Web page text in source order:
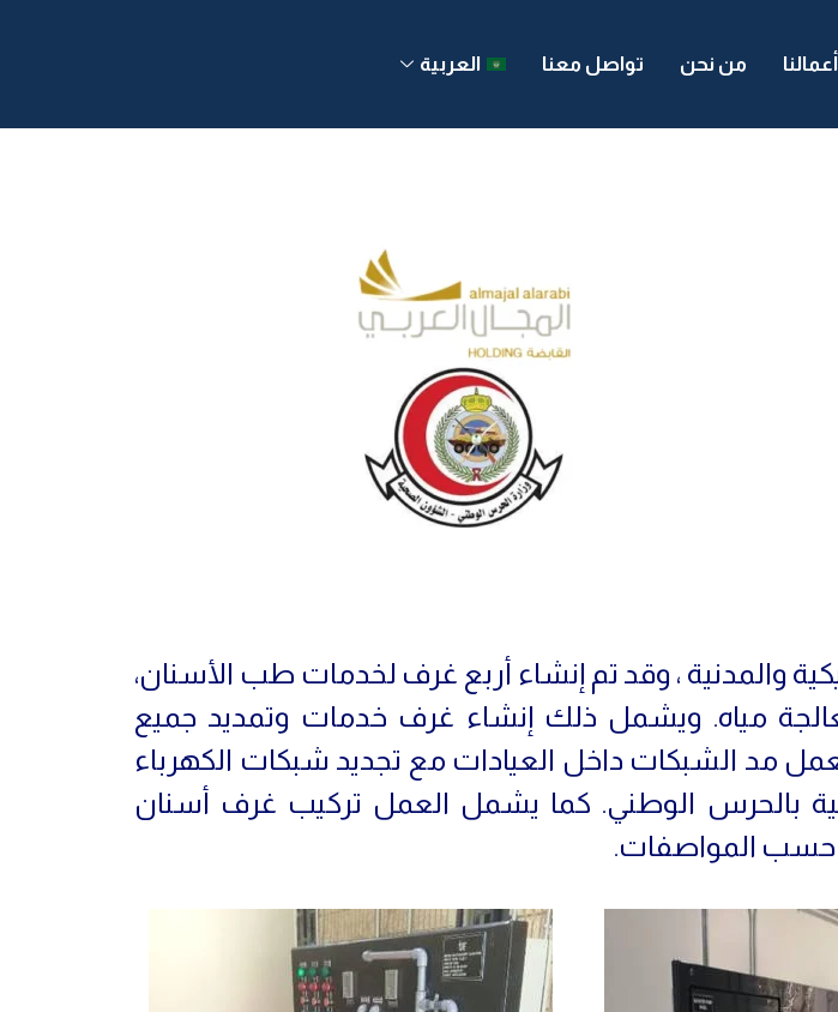
أعمالنا من نحن تواصل معنا العربية
والمدنية ، وقد تم إنشاء أربع غرف لخدمات طب الأسنان،
مياه. ويشمل ذلك إنشاء غرف خدمات وتمديد جميع
مد الشبكات داخل العيادات مع تجديد شبكات الكهرباء
بالحرس الوطني. كما يشمل العمل تركيب غرف أسنان
حسب المواصفات.